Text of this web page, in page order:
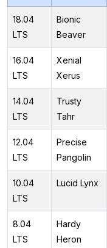
18.04
LTS
Bionic
Beaver
16.04
LTS
Xenial
Xerus
14.04
LTS
Trusty
Tahr
12.04
LTS
Precise
Pangolin
10.04
LTS
Lucid Lynx
8.04
LTS
Hardy
Heron